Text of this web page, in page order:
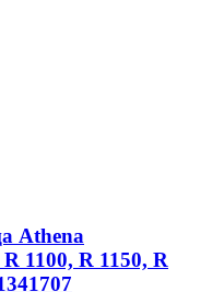
Athena
1100, R 1150, R